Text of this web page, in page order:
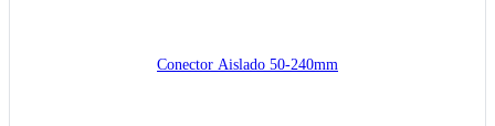
Conector Aislado 50-240mm